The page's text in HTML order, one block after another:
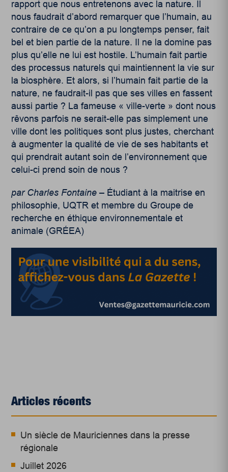
rapport que nous entretenons avec la nature. Il
nous faudrait d’abord remarquer que l’humain, au
contraire de ce qu’on a pu longtemps penser, fait
bel et bien partie de la nature. Il ne la domine pas
plus qu’elle ne lui est hostile. L’humain fait partie
des processus naturels qui maintiennent la vie sur
la biosphère. Et alors, si l’humain fait partie de la
nature, ne faudrait-il pas que ses villes en fassent
aussi partie ? La fameuse « ville-verte » dont nous
rêvons parfois ne serait-elle pas simplement une
ville dont les politiques sont plus justes, cherchant
à augmenter la qualité de vie de ses habitants et
qui prendrait autant soin de l’environnement que
celui-ci prend soin de nous ?
par Charles Fontaine – Étudiant à la maitrise en
philosophie, UQTR et membre du Groupe de
recherche en éthique environnementale et
animale (GRÉEA)
Articles récents
Un siècle de Mauriciennes dans la presse
régionale
Juillet 2026